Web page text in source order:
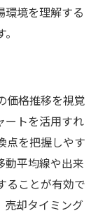
り時
ートで探る
戦略
分析
スの関係
作用
分析
環境を理解する
価格推移を視覚
ートを活用すれ
点を把握しやす
動平均線や出来
ることが有効で
売却タイミング